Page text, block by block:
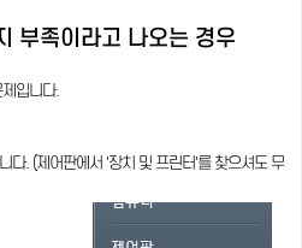
부족이라고 나오는 경우
입니다.
다. (제어판에서 '장치 및 프린터'를 찾으셔도 무